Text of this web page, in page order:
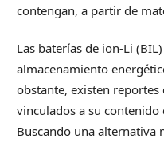
contengan, a partir de
Las baterías de ion-Li
almacenamiento
obstante, existen
vinculados a su
Buscando una alternativa